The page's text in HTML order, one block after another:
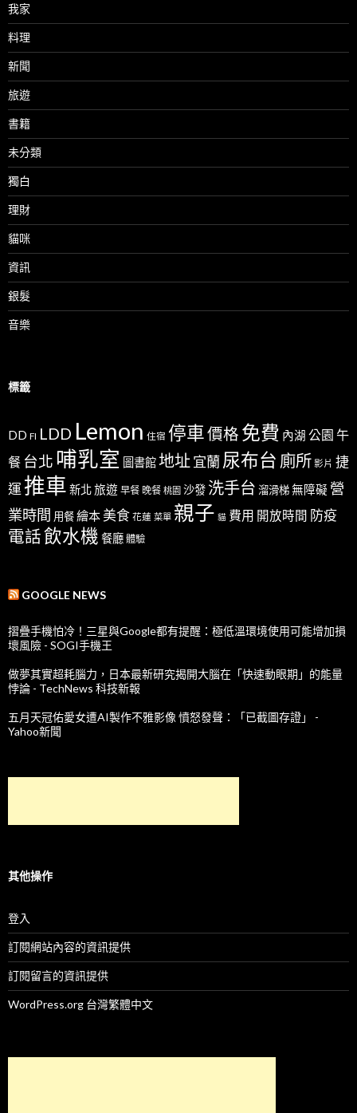
我家
料理
新聞
旅遊
書籍
未分類
獨白
理財
貓咪
資訊
銀髮
音樂
標籤
DD FI LDD Lemon 住宿 停車價格 免費 內湖 公園 午
餐 台北 哺乳室 圖書館地址宜蘭尿布台 廁所 影片 捷
運 推車 新北旅遊 早餐 晚餐 桃園 沙發 洗手台 溜滑梯無障礙 營
業時間 用餐繪本 美食 花蓮 菜單 親子 貓 費用 開放時間 防疫
電話飲水機 餐廳 體驗
GOOGLE NEWS
摺疊手機怕冷！三星與Google都有提醒：極低溫環境使用可能增加損
壞風險 - SOGI手機王
做夢其實超耗腦力，日本最新研究揭開大腦在「快速動眼期」的能量
悖論 - TechNews 科技新報
五月天冠佑愛女遭AI製作不雅影像 憤怒發聲：「已截圖存證」 -
Yahoo新聞
其他操作
登入
訂閱網站內容的資訊提供
訂閱留言的資訊提供
WordPress.org 台灣繁體中文